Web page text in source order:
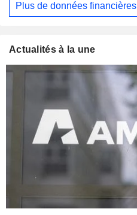
Plus de données financières
Actualités à la une